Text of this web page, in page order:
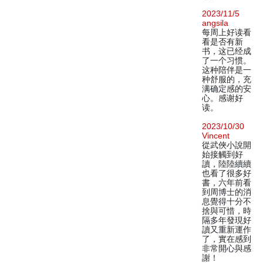
2023/11/5
angsila
每周上好读看
看是否有新
书，这已经成
了一个习惯。
这种陪伴是一
种舒服的，充
满确定感的安
心。感谢好
读。
2023/10/30
Vincent
從武俠小說開
始接觸到好
讀，陸陸續續
也看了很多好
書，六年前看
到周博士的消
息覺得十分不
捨與可惜，時
隔多年發現好
讀又重新運作
了，實在感到
非常開心與感
謝！